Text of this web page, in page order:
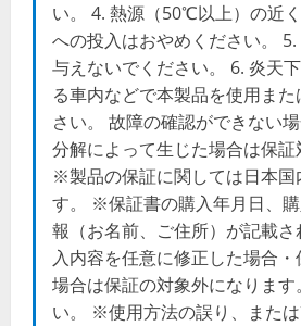
い。 4. 熱源（50℃以上）の近
への投入はおやめください。
与えないでください。 6. 炎天
る車内などで本製品を使用ま
さい。 故障の確認ができない
分解によって生じた場合は保証
※製品の保証に関しては日本国
す。 ※保証書の購入年月日、
報（お名前、ご住所）が記載
入内容を任意に修正した場合
場合は保証の対象外になりま
い。 ※使用方法の誤り、また